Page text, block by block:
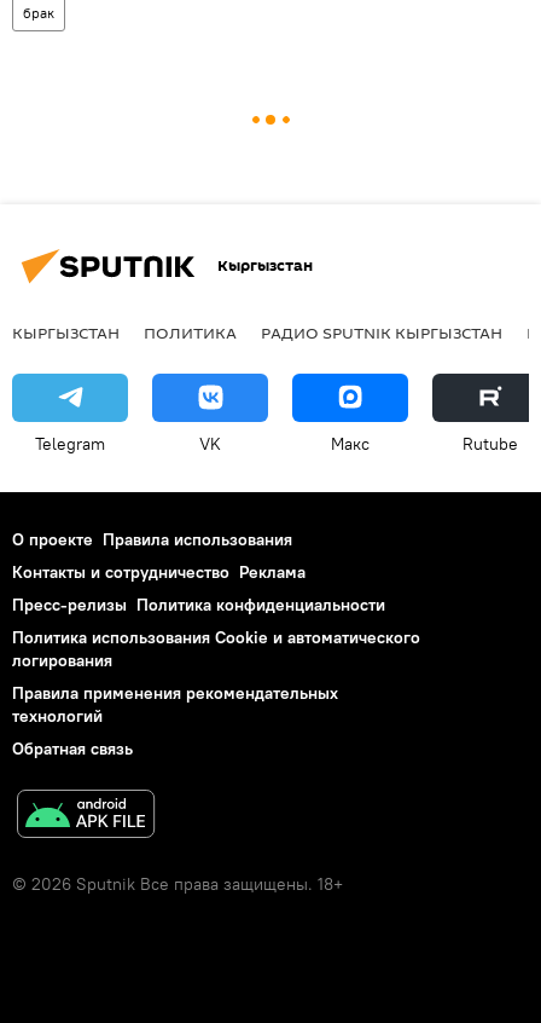
брак
Кыргызстан
КЫРГЫЗСТАН ПОЛИТИКА РАДИО SPUTNIK КЫРГЫЗСТАН
Telegram VK Макс Rutube
О проекте Правила использования
Контакты и сотрудничество Реклама
Пресс-релизы Политика конфиденциальности
Политика использования Cookie и автоматического
логирования
Правила применения рекомендательных
технологий
Обратная связь
© 2026 Sputnik Все права защищены. 18+